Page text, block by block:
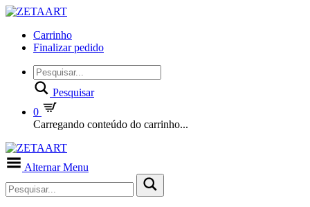
Carrinho
Finalizar pedido
Pesquisar
0
Carregando conteúdo do carrinho...
Alternar Menu